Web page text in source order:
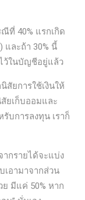
ณีที่ 40% แรกเกิด
ละถ้า 30% นี้
ว้ในบัญชีอยู่แล้ว
สัยการใช้เงินให้
ยเก็บออมและ
บการลงทุน เราก็
ากรายได้จะแบ่ง
เอามาจากส่วน
มีแค่ 50% หาก